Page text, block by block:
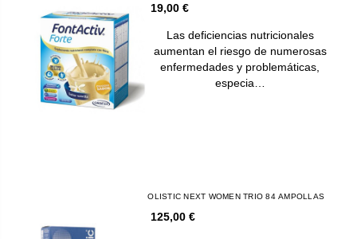
19,00 €
Las deficiencias nutricionales
aumentan el riesgo de numerosas
enfermedades y problemáticas,
especia…
OLISTIC NEXT WOMEN TRIO 84 AMPOLLAS
125,00 €